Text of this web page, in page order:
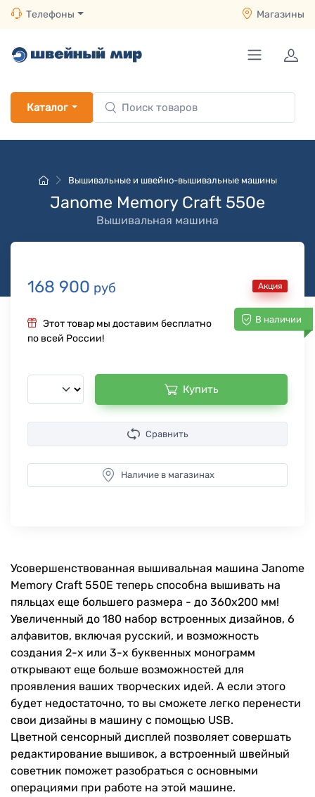
Телефоны Магазины
Каталог
Вышивальные и швейно-вышивальные машины
Janome Memory Craft 550e
Вышивальная машина
168 900 руб Акция
В наличии
Этот товар мы доставим бесплатно
по всей России!
Купить
Сравнить
Наличие в магазинах
Усовершенствованная вышивальная машина Janome
Memory Craft 550E теперь способна вышивать на
пяльцах еще большего размера - до 360х200 мм!
Увеличенный до 180 набор встроенных дизайнов, 6
алфавитов, включая русский, и возможность
создания 2-х или 3-х буквенных монограмм
открывают еще больше возможностей для
проявления ваших творческих идей. А если этого
будет недостаточно, то вы сможете легко перенести
свои дизайны в машину с помощью USB.
Цветной сенсорный дисплей позволяет совершать
редактирование вышивок, а встроенный швейный
советник поможет разобраться с основными
операциями при работе на этой машине.